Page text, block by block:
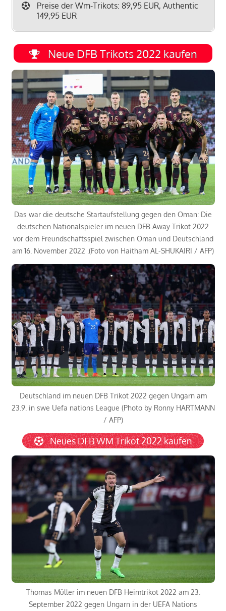
Preise der Wm-Trikots: 89,95 EUR, Authentic
149,95 EUR
Neue DFB Trikots 2022 kaufen
Das war die deutsche Startaufstellung gegen den Oman: Die
deutschen Nationalspieler im neuen DFB Away Trikot 2022
vor dem Freundschaftsspiel zwischen Oman und Deutschland
am 16. November 2022 .(Foto von Haitham AL-SHUKAIRI / AFP)
Deutschland im neuen DFB Trikot 2022 gegen Ungarn am
23.9. in swe Uefa nations League (Photo by Ronny HARTMANN
/ AFP)
Neues DFB WM Trikot 2022 kaufen
Thomas Müller im neuen DFB Heimtrikot 2022 am 23.
September 2022 gegen Ungarn in der UEFA Nations